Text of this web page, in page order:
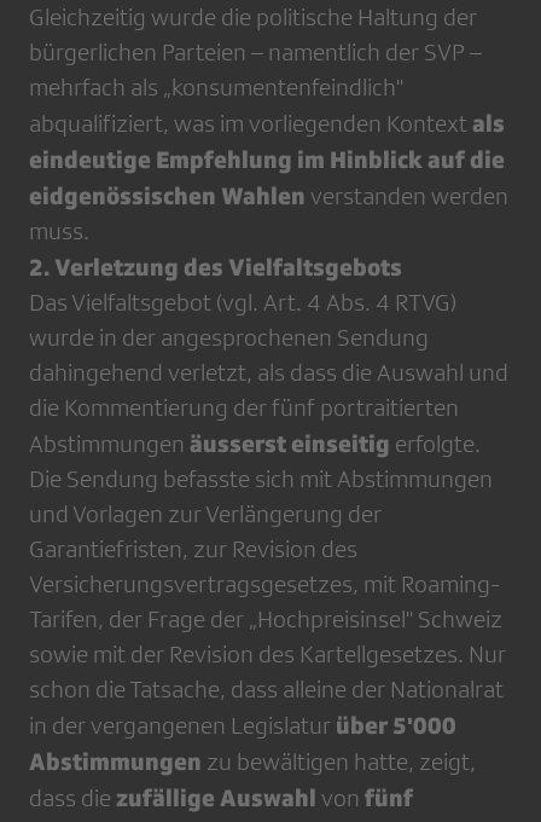
Gleichzeitig wurde die politische Haltung der
bürgerlichen Parteien – namentlich der SVP –
mehrfach als „konsumentenfeindlich"
abqualifiziert, was im vorliegenden Kontext als
eindeutige Empfehlung im Hinblick auf die
eidgenössischen Wahlen verstanden werden
muss.
2. Verletzung des Vielfaltsgebots
Das Vielfaltsgebot (vgl. Art. 4 Abs. 4 RTVG)
wurde in der angesprochenen Sendung
dahingehend verletzt, als dass die Auswahl und
die Kommentierung der fünf portraitierten
Abstimmungen äusserst einseitig erfolgte.
Die Sendung befasste sich mit Abstimmungen
und Vorlagen zur Verlängerung der
Garantiefristen, zur Revision des
Versicherungsvertragsgesetzes, mit Roaming-
Tarifen, der Frage der „Hochpreisinsel" Schweiz
sowie mit der Revision des Kartellgesetzes. Nur
schon die Tatsache, dass alleine der Nationalrat
in der vergangenen Legislatur über 5'000
Abstimmungen zu bewältigen hatte, zeigt,
dass die zufällige Auswahl von fünf